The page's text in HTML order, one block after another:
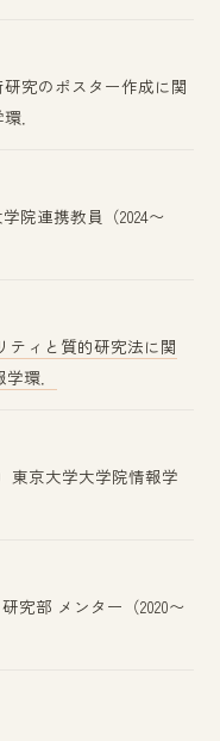
研究のポスター作成に関
．
院連携教員（2024〜
ティと質的研究法に関
環．
東京大学大学院情報学
究部 メンター（2020〜